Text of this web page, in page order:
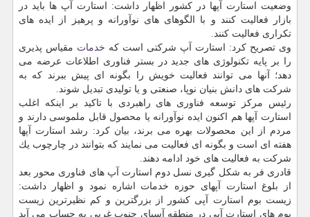
وضعیت استارت آپها در كشور اظهار داشت: استارت آپ ها باید در
بازار فعالیت كنند و با الگوهای های نوآورانه و پرهیز از ایده های
تكراری فعالیت كنند.
وی تصریح كرد: استارت آپ شركتی است كه خدمات مقیاس پذیری
را بر پایه تكنولوژی های جدید در بستر فناوری اطلاعات عرضه می
دهد؛ آنها می توانند فعالیت خویش را بگونه ای پیش ببرند كه به
شركت های دانش بنیان نوپا، صنعتی و یا تولیدی تبدیل شوند.
رئیس مركز توسعه فناوری های راهبردی با تاكید بر اینكه اغلب
استارت آپها هم اكنون ایده نوآورانه یا محصول قابل ملموسی دارند و
مردم از این محصولات بهره می برند، بیان كرد: رشد استارت آپها
هفته ای است و بگونه ای فعالیت می نمایند كه بتوانند در چارچوب یك
شركت به فعالیت های خود ادامه دهند.
قادری فر به شكل گیری نسل دوم استارت آپ های فناوری محور بعد
از بلوغ استارت آپهای حوزه خدمات اشاره نمود و اظهار داشت:
زیست بوم استارت آپی كشور از بزرگترین و كم نظیرترین زیست
بوم های استارت آپی در منطقه آسیای جنوب غربی به حساب می آید